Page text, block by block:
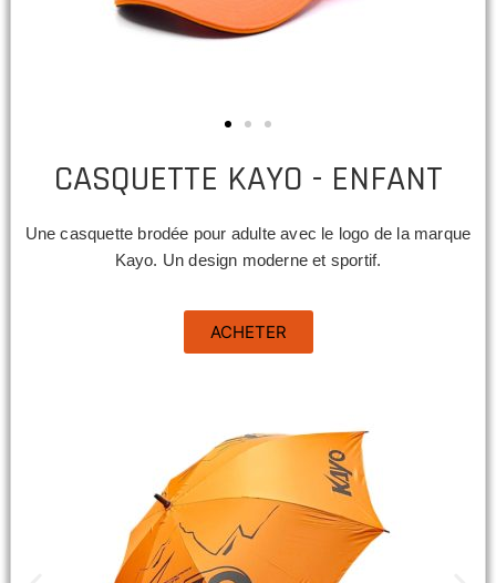
CASQUETTE KAYO - ENFANT
Une casquette brodée pour adulte avec le logo de la marque
Kayo. Un design moderne et sportif.
ACHETER